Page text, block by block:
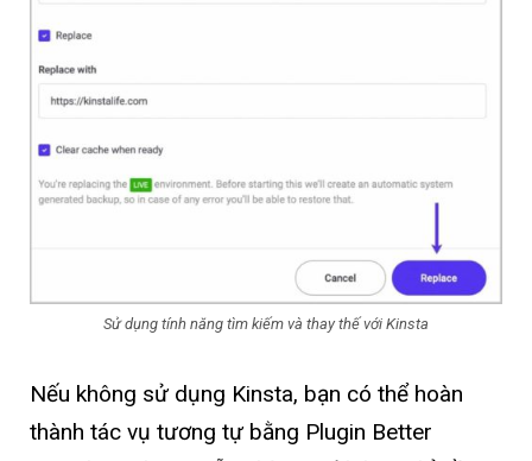
Sử dụng tính năng tìm kiếm và thay thế với Kinsta
Nếu không sử dụng Kinsta, bạn có thể hoàn
thành tác vụ tương tự bằng Plugin Better